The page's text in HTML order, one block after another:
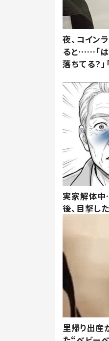
夜、コイン
ると……「は
落ちてる？
実家解体中
後、目撃し
里帰り出産